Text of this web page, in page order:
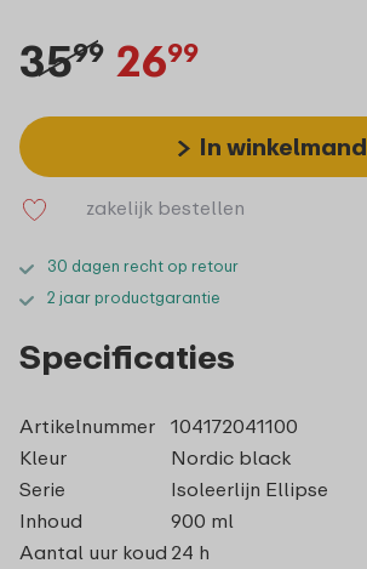
3599 2699
In winkelmand
zakelijk bestellen
30 dagen recht op retour
2 jaar productgarantie
Specificaties
Artikelnummer
104172041100
Kleur
Nordic black
Serie
Isoleerlijn Ellipse
Inhoud
900 ml
Aantal uur koud 24 h